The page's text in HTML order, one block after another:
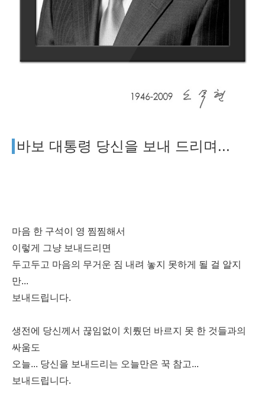
바보 대통령 당신을 보내 드리며...
마음 한 구석이 영 찜찜해서
이렇게 그냥 보내드리면
두고두고 마음의 무거운 짐 내려 놓지 못하게 될 걸 알지
만...
보내드립니다.
생전에 당신께서 끊임없이 치뤘던 바르지 못 한 것들과의
싸움도
오늘... 당신을 보내드리는 오늘만은 꾹 참고...
보내드립니다.